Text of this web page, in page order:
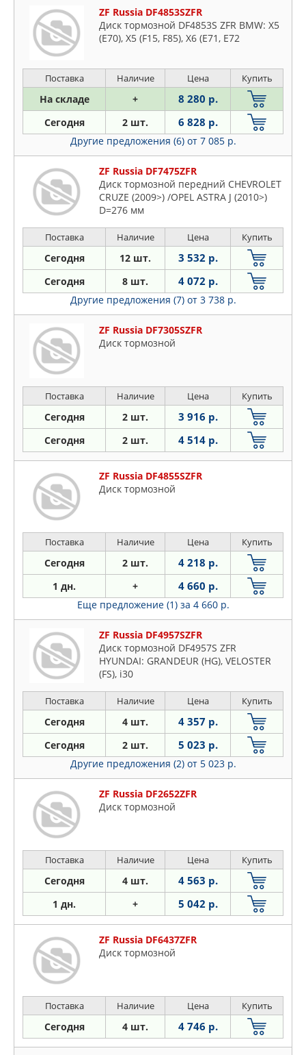
ZF Russia DF4853SZFR
Диск тормозной DF4853S ZFR BMW: X5
(E70), X5 (F15, F85), X6 (E71, E72
Поставка Наличие Цена Купить
На складе + 8 280 р.
Сегодня 2 шт. 6 828 р.
Другие предложения (6) от 7 085 р.
ZF Russia DF7475ZFR
Диск тормозной передний CHEVROLET
CRUZE (2009>) /OPEL ASTRA J (2010>)
D=276 мм
Поставка Наличие Цена Купить
Сегодня 12 шт. 3 532 р.
Сегодня 8 шт. 4 072 р.
Другие предложения (7) от 3 738 р.
ZF Russia DF7305SZFR
Диск тормозной
Поставка Наличие Цена Купить
Сегодня 2 шт. 3 916 р.
Сегодня 2 шт. 4 514 р.
ZF Russia DF4855SZFR
Диск тормозной
Поставка Наличие Цена Купить
Сегодня 2 шт. 4 218 р.
1 дн. + 4 660 р.
Еще предложение (1) за 4 660 р.
ZF Russia DF4957SZFR
Диск тормозной DF4957S ZFR
HYUNDAI: GRANDEUR (HG), VELOSTER
(FS), i30
Поставка Наличие Цена Купить
Сегодня 4 шт. 4 357 р.
Сегодня 2 шт. 5 023 р.
Другие предложения (2) от 5 023 р.
ZF Russia DF2652ZFR
Диск тормозной
Поставка Наличие Цена Купить
Сегодня 4 шт. 4 563 р.
1 дн. + 5 042 р.
ZF Russia DF6437ZFR
Диск тормозной
Поставка Наличие Цена Купить
Сегодня 4 шт. 4 746 р.